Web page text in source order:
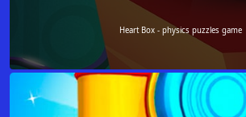
Heart Box - physics puzzles game